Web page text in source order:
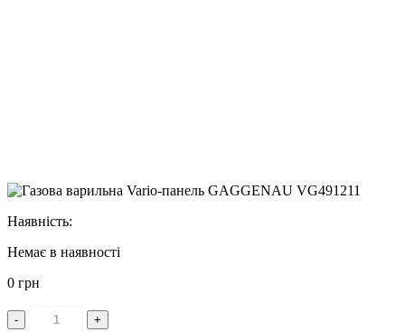
Наявність:
Немає в наявності
0 грн
- +